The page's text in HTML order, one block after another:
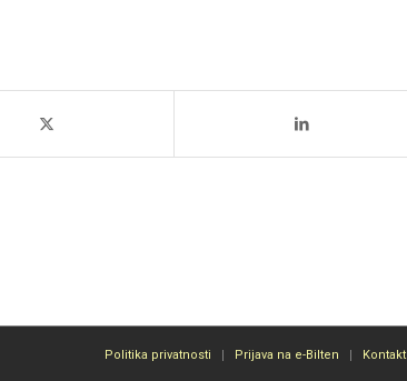
Politika privatnosti Prijava na e-Bilten Kontakt